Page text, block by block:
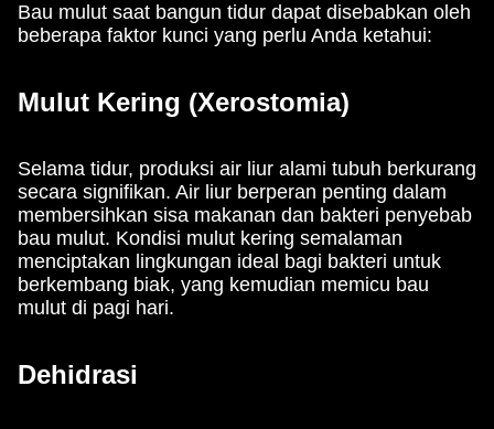
Bau mulut saat bangun tidur dapat disebabkan oleh
beberapa faktor kunci yang perlu Anda ketahui:
Mulut Kering (Xerostomia)
Selama tidur, produksi air liur alami tubuh berkurang
secara signifikan. Air liur berperan penting dalam
membersihkan sisa makanan dan bakteri penyebab
bau mulut. Kondisi mulut kering semalaman
menciptakan lingkungan ideal bagi bakteri untuk
berkembang biak, yang kemudian memicu bau
mulut di pagi hari.
Dehidrasi